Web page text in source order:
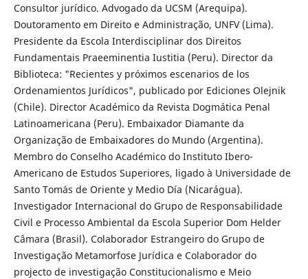
Consultor jurídico. Advogado da UCSM (Arequipa).
Doutoramento em Direito e Administração, UNFV (Lima).
Presidente da Escola Interdisciplinar dos Direitos
Fundamentais Praeeminentia Iustitia (Peru). Director da
Biblioteca: "Recientes y próximos escenarios de los
Ordenamientos Jurídicos", publicado por Ediciones Olejnik
(Chile). Director Académico da Revista Dogmática Penal
Latinoamericana (Peru). Embaixador Diamante da
Organização de Embaixadores do Mundo (Argentina).
Membro do Conselho Académico do Instituto Ibero-
Americano de Estudos Superiores, ligado à Universidade de
Santo Tomás de Oriente y Medio Día (Nicarágua).
Investigador Internacional do Grupo de Responsabilidade
Civil e Processo Ambiental da Escola Superior Dom Helder
Câmara (Brasil). Colaborador Estrangeiro do Grupo de
Investigação Metamorfose Jurídica e Colaborador do
projecto de investigação Constitucionalismo e Meio